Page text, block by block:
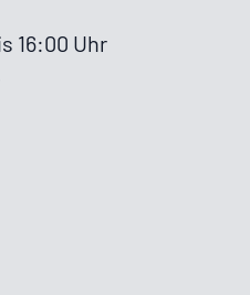
16:00 Uhr